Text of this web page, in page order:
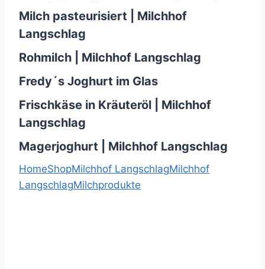
Milch pasteurisiert | Milchhof
Langschlag
Rohmilch | Milchhof Langschlag
Fredy´s Joghurt im Glas
Frischkäse in Kräuteröl | Milchhof
Langschlag
Magerjoghurt | Milchhof Langschlag
HomeShopMilchhof LangschlagMilchhof
LangschlagMilchprodukte